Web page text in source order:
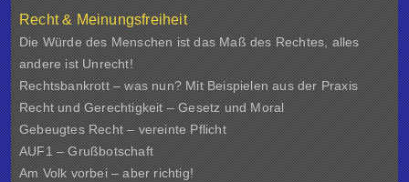
Recht & Meinungsfreiheit
Die Würde des Menschen ist das Maß des Rechtes, alles
andere ist Unrecht!
Rechtsbankrott – was nun? Mit Beispielen aus der Praxis
Recht und Gerechtigkeit – Gesetz und Moral
Gebeugtes Recht – vereinte Pflicht
AUF1 – Grußbotschaft
Am Volk vorbei – aber richtig!